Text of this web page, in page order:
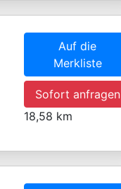
Auf die
Merkliste
Sofort anfragen
18,58 km